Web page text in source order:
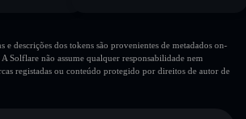
e descrições dos tokens são provenientes de metadados on-
Solflare não assume qualquer responsabilidade nem
registadas ou conteúdo protegido por direitos de autor de